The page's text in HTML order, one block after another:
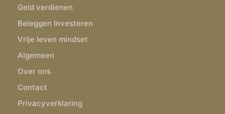
Geld verdienen
Beleggen Investeren
Vrije leven mindset
Algemeen
Over ons
Contact
Privacyverklaring